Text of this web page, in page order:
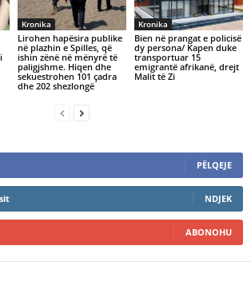
Kronika
Lirohen hapësira publike
në plazhin e Spilles, që
ishin zënë në mënyrë të
paligjshme. Hiqen dhe
sekuestrohen 101 çadra
dhe 202 shezlongë
Kronika
Bien në prangat e policisë
dy persona/ Kapen duke
transportuar 15
emigrantë afrikanë, drejt
Malit të Zi
PËLQEJE
NDJEK
ABONOHU